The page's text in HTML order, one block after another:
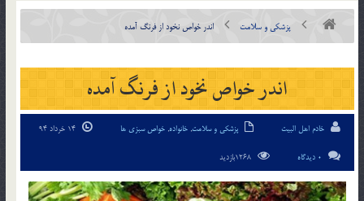
پزشکی و سلامت اندر خواص نخود از فرنگ آمده
اندر خواص نخود از فرنگ آمده
خادم اهل البیت پزشکی و سلامت, خانواده, خواص سبزی ها
0 دیدگاه